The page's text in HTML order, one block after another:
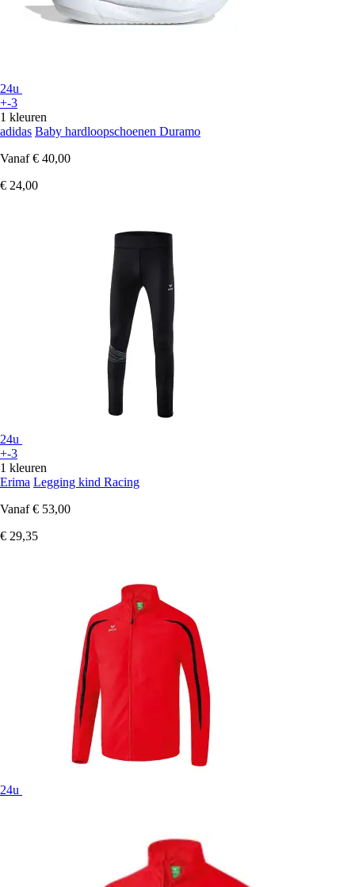
24u
+-3
1 kleuren
adidas Baby hardloopschoenen Duramo
Vanaf € 40,00
€ 24,00
24u
+-3
1 kleuren
Erima Legging kind Racing
Vanaf € 53,00
€ 29,35
24u